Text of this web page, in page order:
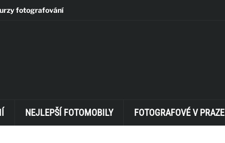
fotografování
NEJLEPŠÍ FOTOMOBILY FOTOGRAFOVÉ V PRAZE